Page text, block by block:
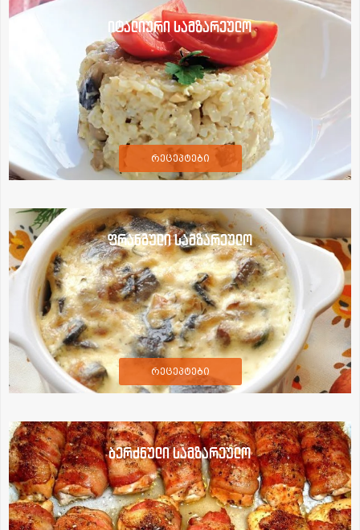
იტალიური სამზარეულო
რეცეპტები
ფრანგული სამზარეულო
რეცეპტები
ბერძნული სამზარეულო